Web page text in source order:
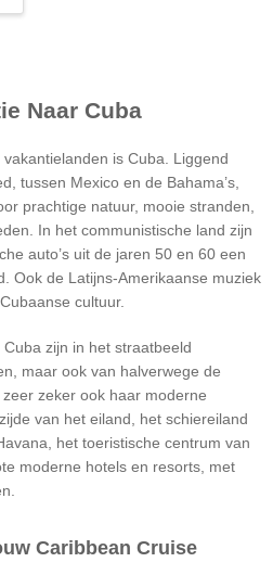
Naar Cuba
is Cuba. Liggend
tussen Mexico en de Bahama’s,
prachtige natuur, mooie stranden,
In het communistische land zijn
auto’s uit de jaren 50 en 60 een
Ook de Latijns-Amerikaanse muziek
cultuur.
zijn in het straatbeeld
maar ook van halverwege de
zeker ook haar moderne
van het eiland, het schiereiland
het toeristische centrum van
moderne hotels en resorts, met
Caribbean Cruise